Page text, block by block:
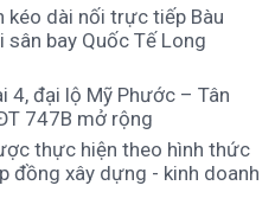
kéo dài nối trực tiếp Bàu
sân bay Quốc Tế Long
4, đại lộ Mỹ Phước – Tân
747B mở rộng
thực hiện theo hình thức
đồng xây dựng - kinh doanh